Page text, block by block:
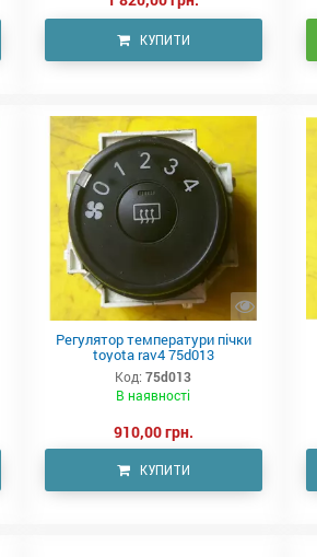
КУПИТИ
Регулятор температури пічки
toyota rav4 75d013
Код: 75d013
В наявності
910,00 грн.
КУПИТИ